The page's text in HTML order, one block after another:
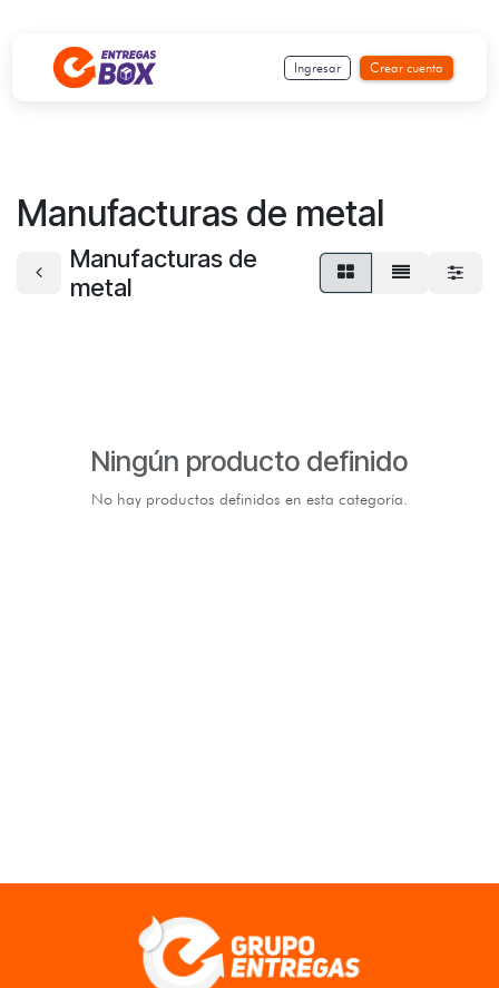
Ingresar Crear cuenta
Manufacturas de metal
Manufacturas de
metal
Ningún producto definido
No hay productos definidos en esta categoría.